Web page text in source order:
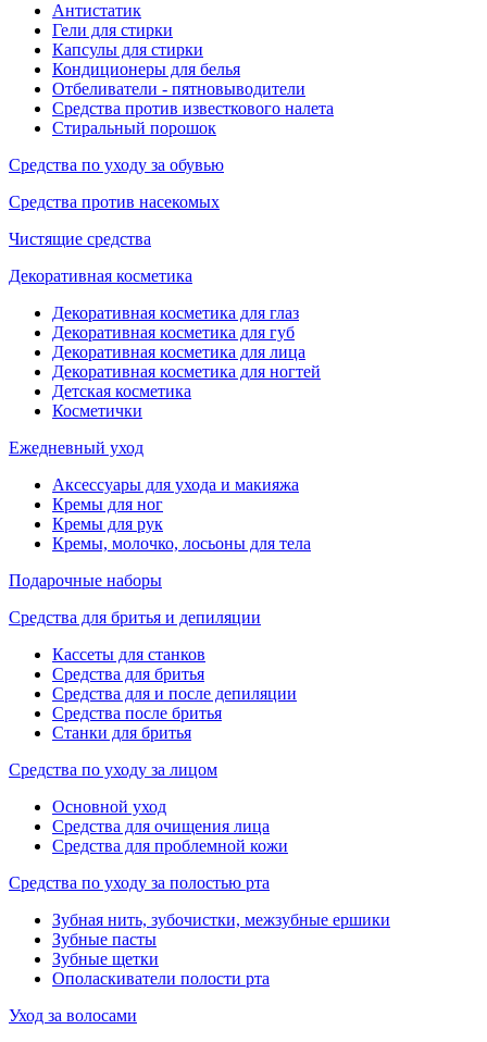
Антистатик
Гели для стирки
Капсулы для стирки
Кондиционеры для белья
Отбеливатели - пятновыводители
Средства против известкового налета
Стиральный порошок
Средства по уходу за обувью
Средства против насекомых
Чистящие средства
Декоративная косметика
Декоративная косметика для глаз
Декоративная косметика для губ
Декоративная косметика для лица
Декоративная косметика для ногтей
Детская косметика
Косметички
Ежедневный уход
Аксессуары для ухода и макияжа
Кремы для ног
Кремы для рук
Кремы, молочко, лосьоны для тела
Подарочные наборы
Средства для бритья и депиляции
Кассеты для станков
Средства для бритья
Средства для и после депиляции
Средства после бритья
Станки для бритья
Средства по уходу за лицом
Основной уход
Средства для очищения лица
Средства для проблемной кожи
Средства по уходу за полостью рта
Зубная нить, зубочистки, межзубные ершики
Зубные пасты
Зубные щетки
Ополаскиватели полости рта
Уход за волосами